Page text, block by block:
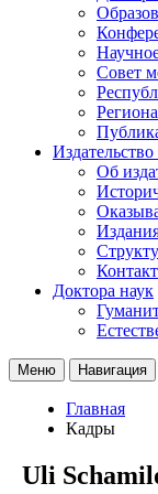
Совет
Об
Доктора наук
Меню Навигация
Главная
Кадры
Uli